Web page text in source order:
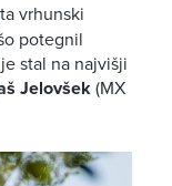
vrhunski
potegnil
stal na najvišji
Jelovšek(MX